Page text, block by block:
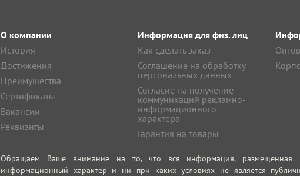
О компании
История
Достижения
Преимущества
Сертификаты
Вакансии
Реквизиты
Информация для физ. лиц
Как сделать заказ
Соглашение на обработку
персональных данных
Согласие на получение
коммуникаций рекламно-
информационного
характера
Гарантия на товары
Обращаем Ваше внимание на то, что вся информация, размещенная
информационный характер и ни при каких условиях не является